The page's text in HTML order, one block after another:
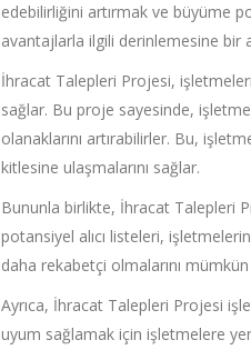
edebilirliğini artırmak ve büyüme
avantajlarla ilgili derinlemesine bir
İhracat Talepleri Projesi,
sağlar. Bu proje sayesinde,
olanaklarını artırabilirler. Bu,
kitlesine ulaşmalarını sağlar.
Bununla birlikte, İhracat Talepleri
potansiyel alıcı listeleri,
daha rekabetçi olmalarını
Ayrıca, İhracat Talepleri Projesi
uyum sağlamak için işletmelere